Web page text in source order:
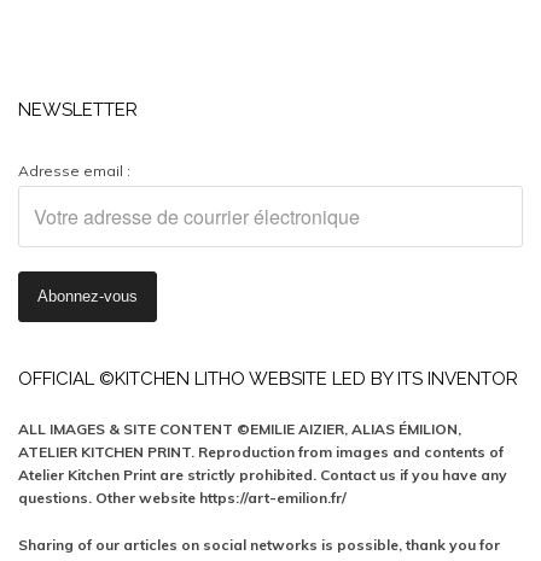
NEWSLETTER
Adresse email :
OFFICIAL ©KITCHEN LITHO WEBSITE LED BY ITS INVENTOR
ALL IMAGES & SITE CONTENT ©EMILIE AIZIER, ALIAS ÉMILION,
ATELIER KITCHEN PRINT. Reproduction from images and contents of
Atelier Kitchen Print are strictly prohibited. Contact us if you have any
questions. Other website https://art-emilion.fr/
Sharing of our articles on social networks is possible, thank you for